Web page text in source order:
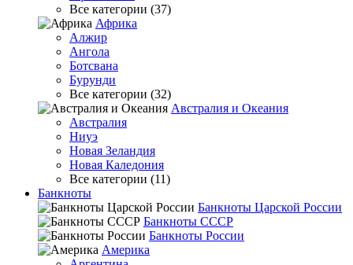
Все категории (37)
Африка
Алжир
Ангола
Ботсвана
Бурунди
Все категории (32)
Австралия и Океания
Австралия
Ниуэ
Новая Зеландия
Новая Каледония
Все категории (11)
Банкноты
Банкноты Царской России
Банкноты СССР
Банкноты России
Америка